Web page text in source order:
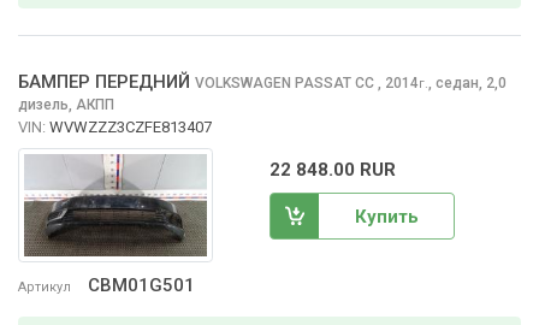
Артикул CBM01G501
БАМПЕР ПЕРЕДНИЙ VOLKSWAGEN PASSAT CC , 2014г., седан, 2,0
дизель, АКПП
VIN: WVWZZZ3CZFE813407
22 848.00 RUR
Купить